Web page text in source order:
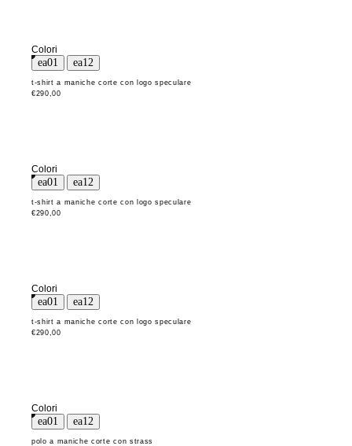
Colori
t-shirt a maniche corte con logo speculare
€290,00
Colori
t-shirt a maniche corte con logo speculare
€290,00
Colori
t-shirt a maniche corte con logo speculare
€290,00
Colori
polo a maniche corte con strass